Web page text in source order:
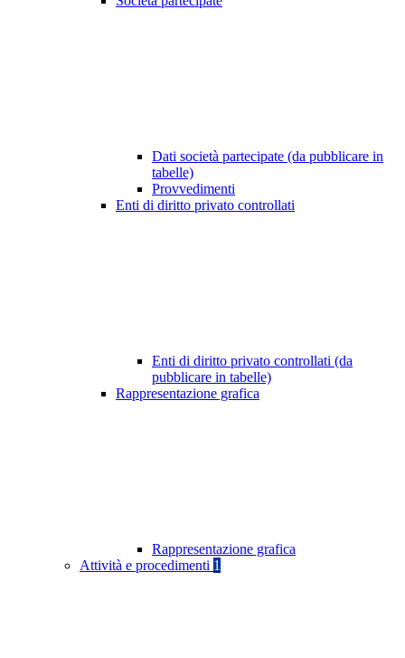
Dati società partecipate (da pubblicare in
tabelle)
Provvedimenti
Enti di diritto privato controllati
Enti di diritto privato controllati (da
pubblicare in tabelle)
Rappresentazione grafica
Rappresentazione grafica
Attività e procedimenti 1